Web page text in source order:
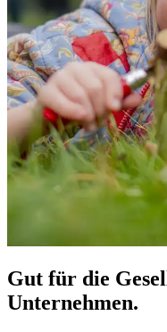
Gut für die
Unternehmen.